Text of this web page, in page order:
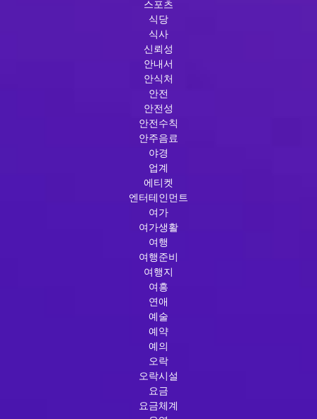
스포츠
식당
식사
신뢰성
안내서
안식처
안전
안전성
안전수칙
안주음료
야경
업계
에티켓
엔터테인먼트
여가
여가생활
여행
여행준비
여행지
여흥
연애
예술
예약
예의
오락
오락시설
요금
요금체계